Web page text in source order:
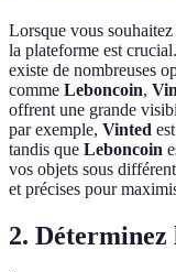
Lorsque vous
la plateforme est
existe de nombreuses
comme Leboncoin,
offrent une grande
par exemple, Vinted
tandis que Leboncoin
vos objets sous
et précises pour
2.